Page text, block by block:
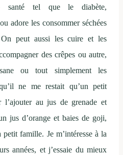
santé tel que le diabète,
adore les consommer séchées
peut aussi les cuire et les
des crêpes ou autre,
ou tout simplement les
ne me restait qu’un petit
au jus de grenade et
jus d’orange et baies de goji,
famille. Je m’intéresse à la
années, et j’essaie du mieux